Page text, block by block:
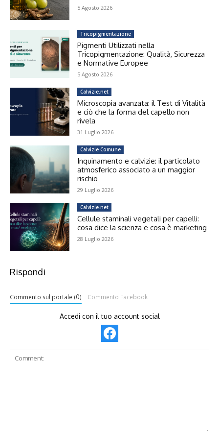
5 Agosto 2026
Tricopigmentazione
Pigmenti Utilizzati nella
Tricopigmentazione: Qualità, Sicurezza
e Normative Europee
5 Agosto 2026
Calvizie.net
Microscopia avanzata: il Test di Vitalità
e ciò che la forma del capello non
rivela
31 Luglio 2026
Calvizie Comune
Inquinamento e calvizie: il particolato
atmosferico associato a un maggior
rischio
29 Luglio 2026
Calvizie.net
Cellule staminali vegetali per capelli:
cosa dice la scienza e cosa è marketing
28 Luglio 2026
Rispondi
Commento sul portale (0) Commento Facebook
Accedi con il tuo account social